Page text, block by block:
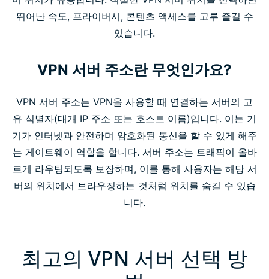
뛰어난 속도, 프라이버시, 콘텐츠 액세스를 고루 즐길 수
있습니다.
VPN 서버 주소란 무엇인가요?
VPN 서버 주소는 VPN을 사용할 때 연결하는 서버의 고
유 식별자(대개 IP 주소 또는 호스트 이름)입니다. 이는 기
기가 인터넷과 안전하며 암호화된 통신을 할 수 있게 해주
는 게이트웨이 역할을 합니다. 서버 주소는 트래픽이 올바
르게 라우팅되도록 보장하며, 이를 통해 사용자는 해당 서
버의 위치에서 브라우징하는 것처럼 위치를 숨길 수 있습
니다.
최고의 VPN 서버 선택 방